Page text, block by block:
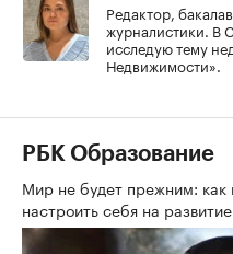
Редактор,
журналистики. В
исследую тему
Недвижимости».
РБК Образование
Мир не будет прежним: как
настроить себя на развитие